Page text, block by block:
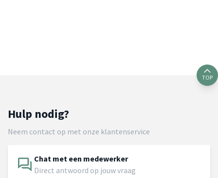
TOP
Hulp nodig?
Neem contact op met onze klantenservice
Chat met een medewerker
Direct antwoord op jouw vraag